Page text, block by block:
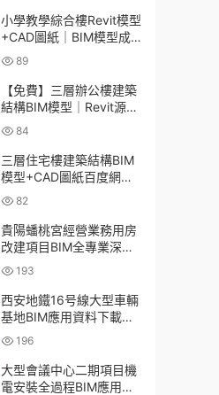
小學教學綜合樓Revit模型
+CAD圖紙｜BIM模型成
品百度網盤下載
89
【免費】三層辦公樓建築
結構BIM模型｜Revit源文
件百度網盤下載
84
三層住宅樓建築結構BIM
模型+CAD圖紙百度網盤
下載
82
貴陽蟠桃宮經營業務用房
改建項目BIM全專業深化
資料下載：含模型、彙報
PPT及演示視頻
193
西安地鐵16号線大型車輛
基地BIM應用資料下載：
含BIM模型、彙報PPT及
演示視頻
196
大型會議中心二期項目機
電安裝全過程BIM應用資